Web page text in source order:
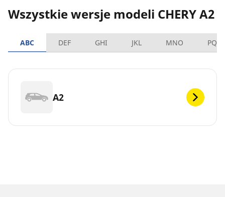
Wszystkie wersje modeli CHERY A2
ABC DEF GHI JKL MNO PQRS
A2